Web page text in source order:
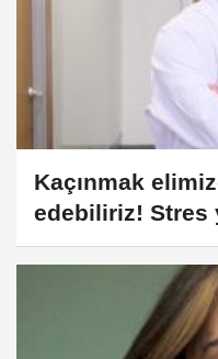
Kaçınmak
edebiliriz! Stres
sorunlarına